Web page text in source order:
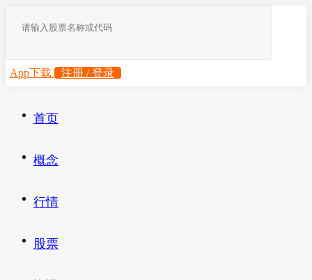
App下载 注册 / 登录
首页
概念
行情
股票